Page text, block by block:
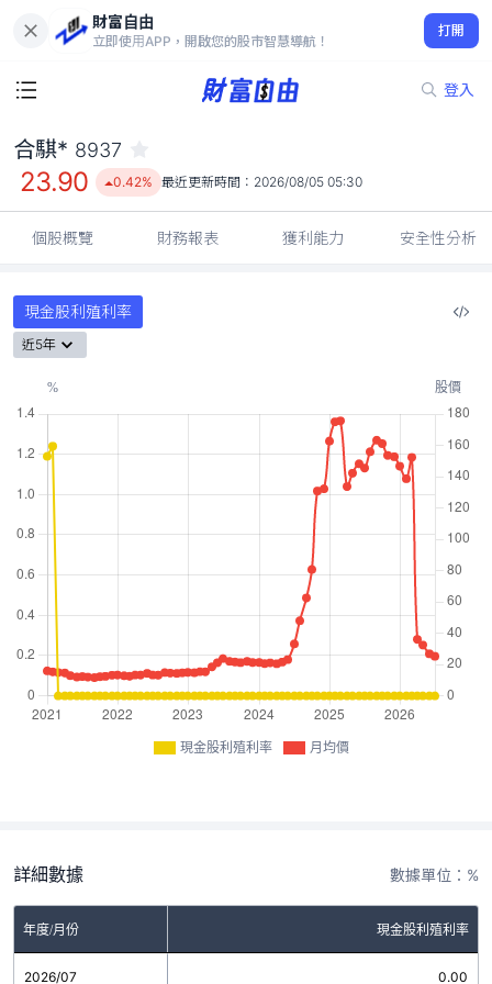
財富自由
立即使用APP，開啟您的股市智慧導航！
打開
登入
23.90
0.42%
合騏* 8937
23.90 0.42% 最近更新時間： 2026/08/05 05:30
個股概覽 財務報表 獲利能力 安全性分析
現金股利殖利率
近5年
現金股利殖利率 月均價
詳細數據 數據單位：%
年度/月份 現金股利殖利率
2026/07 0.00